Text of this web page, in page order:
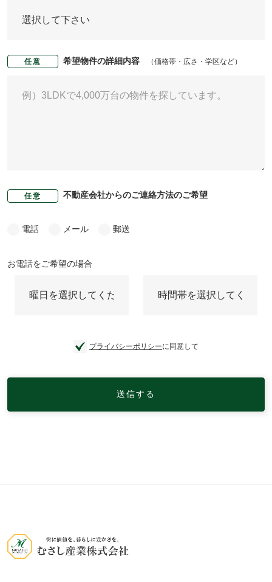
任意 希望物件の詳細内容 （価格帯・広さ・学区など）
任意 不動産会社からのご連絡方法のご希望
電話 メール 郵送
お電話をご希望の場合
プライバシーポリシーに同意して
送信する